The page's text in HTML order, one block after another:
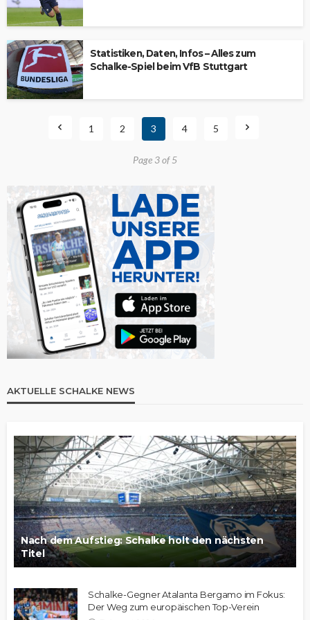
Statistiken, Daten, Infos – Alles zum
Schalke-Spiel beim VfB Stuttgart
1 2 3 4 5
Page 3 of 5
AKTUELLE SCHALKE NEWS
Nach dem Aufstieg: Schalke holt den nächsten
Titel
Schalke-Gegner Atalanta Bergamo im Fokus:
Der Weg zum europäischen Top-Verein